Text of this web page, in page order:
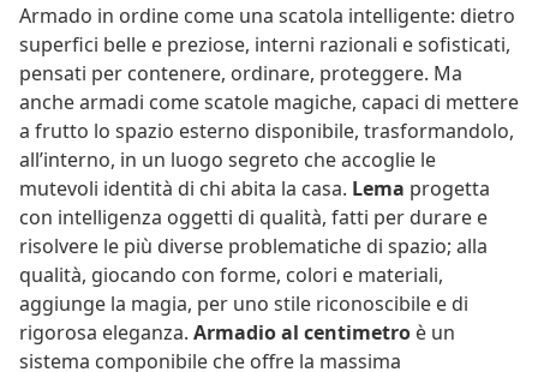
Armado in ordine come una scatola intelligente: dietro
superfici belle e preziose, interni razionali e sofisticati,
pensati per contenere, ordinare, proteggere. Ma
anche armadi come scatole magiche, capaci di mettere
a frutto lo spazio esterno disponibile, trasformandolo,
all’interno, in un luogo segreto che accoglie le
mutevoli identità di chi abita la casa. Lema progetta
con intelligenza oggetti di qualità, fatti per durare e
risolvere le più diverse problematiche di spazio; alla
qualità, giocando con forme, colori e materiali,
aggiunge la magia, per uno stile riconoscibile e di
rigorosa eleganza. Armadio al centimetro è un
sistema componibile che offre la massima